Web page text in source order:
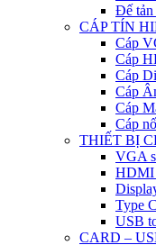
Đế tản
CÁP TÍN
Cáp
Cáp
Cáp
Cáp
Cáp
Cáp
THIẾT BỊ
VGA
Type
USB
CARD –